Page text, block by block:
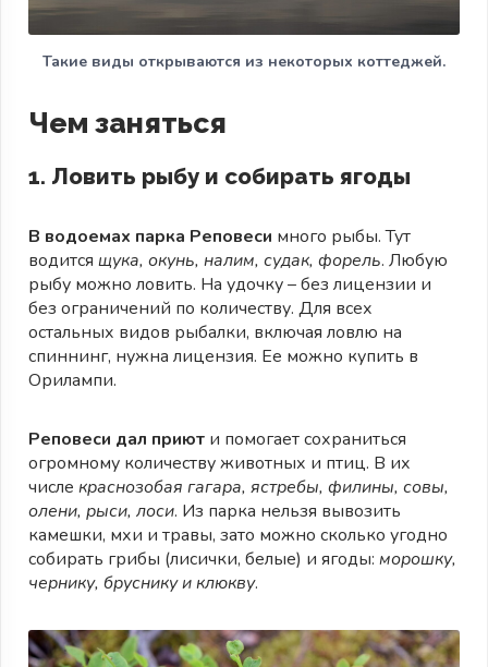
Такие виды открываются из некоторых коттеджей.
Чем заняться
1. Ловить рыбу и собирать ягоды
В водоемах парка Реповеси много рыбы. Тут
водится щука, окунь, налим, судак, форель. Любую
рыбу можно ловить. На удочку – без лицензии и
без ограничений по количеству. Для всех
остальных видов рыбалки, включая ловлю на
спиннинг, нужна лицензия. Ее можно купить в
Орилампи.
Реповеси дал приют и помогает сохраниться
огромному количеству животных и птиц. В их
числе краснозобая гагара, ястребы, филины, совы,
олени, рыси, лоси. Из парка нельзя вывозить
камешки, мхи и травы, зато можно сколько угодно
собирать грибы (лисички, белые) и ягоды: морошку,
чернику, бруснику и клюкву.